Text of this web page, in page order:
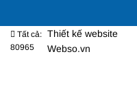
Tất cả:
80965
Thiết kế website
Webso.vn